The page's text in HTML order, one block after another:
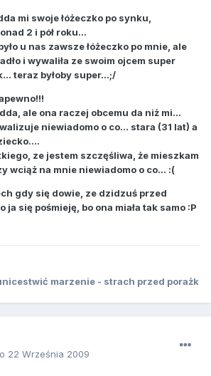
mi swoje łóżeczko po synku,
2 i pół roku...
u nas zawsze łóżeczko po mnie, ale
i wywaliła ze swoim ojcem super
teraz byłoby super...;/
ale ona raczej obcemu da niż mi...
niewiadomo o co... stara (31 lat) a
ze jestem szczęśliwa, że mieszkam
wciąż na mnie niewiadomo o co... :(
gdy się dowie, ze dzidzuś przed
ja się pośmieję, bo ona miała tak samo :P
marzenie - strach przed porażk
22 Września 2009